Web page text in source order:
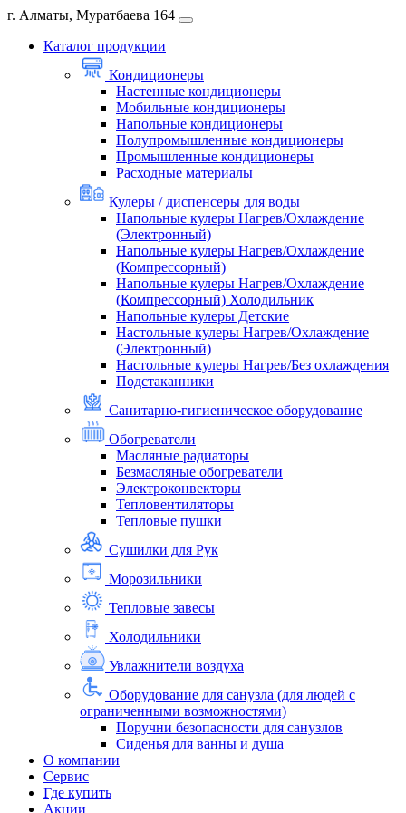
г. Алматы, Муратбаева 164
Каталог продукции
Кондиционеры
Настенные кондиционеры
Мобильные кондиционеры
Напольные кондиционеры
Полупромышленные кондиционеры
Промышленные кондиционеры
Расходные материалы
Кулеры / диспенсеры для воды
Напольные кулеры Нагрев/Охлаждение
(Электронный)
Напольные кулеры Нагрев/Охлаждение
(Компрессорный)
Напольные кулеры Нагрев/Охлаждение
(Компрессорный) Холодильник
Напольные кулеры Детские
Настольные кулеры Нагрев/Охлаждение
(Электронный)
Настольные кулеры Нагрев/Без охлаждения
Подстаканники
Санитарно-гигиеническое оборудование
Обогреватели
Масляные радиаторы
Безмасляные обогреватели
Электроконвекторы
Тепловентиляторы
Тепловые пушки
Сушилки для Рук
Морозильники
Тепловые завесы
Холодильники
Увлажнители воздуха
Оборудование для санузла (для людей с
ограниченными возможностями)
Поручни безопасности для санузлов
Сиденья для ванны и душа
О компании
Сервис
Где купить
Акции